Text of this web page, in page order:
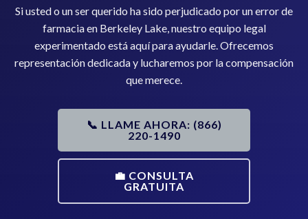
Si usted o un ser querido ha sido perjudicado por un error de
farmacia en Berkeley Lake, nuestro equipo legal
experimentado está aquí para ayudarle. Ofrecemos
representación dedicada y lucharemos por la compensación
que merece.
📞 LLAME AHORA: (866)
220-1490
💼 CONSULTA
GRATUITA